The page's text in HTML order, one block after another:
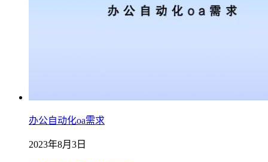
办公自动化oa需求
2023年8月3日